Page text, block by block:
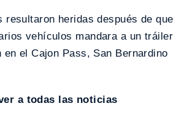
resultaron heridas después de que
vehículos mandara a un tráiler
en el Cajon Pass, San Bernardino
a todas las noticias